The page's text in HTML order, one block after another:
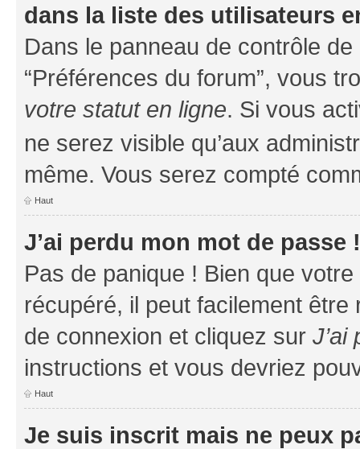
dans la liste des utilisateurs
Dans le panneau de contrôle
“Préférences du forum”, vous
votre statut en ligne. Si vous
ne serez visible qu’aux
même. Vous serez compté
Haut
J’ai perdu mon mot de passe !
Pas de panique ! Bien que
récupéré, il peut facilement
de connexion et cliquez sur J’ai
instructions et vous devriez
Haut
Je suis inscrit mais ne peux